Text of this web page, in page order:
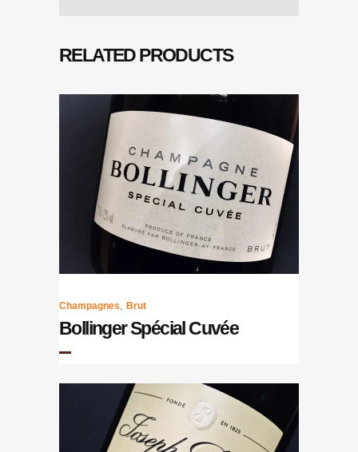
RELATED PRODUCTS
Champagnes, Brut
Bollinger Spécial Cuvée